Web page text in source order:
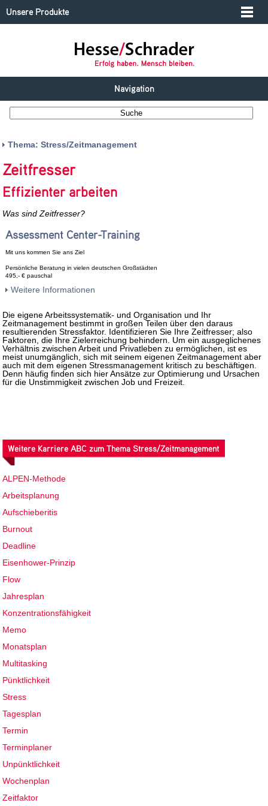
Unsere Produkte
Navigation
Thema: Stress/Zeitmanagement
Zeitfresser
Effizienter arbeiten
Was sind Zeitfresser?
Assessment Center-Training
Mit uns kommen Sie ans Ziel
Persönliche Beratung in vielen deutschen Großstädten
495,- € pauschal
Weitere Informationen
Die eigene Arbeitssystematik- und Organisation und Ihr
Zeitmanagement bestimmt in großen Teilen über den daraus
resultierenden Stressfaktor. Identifizieren Sie Ihre Zeitfresser; also
Faktoren, die Ihre Zielerreichung behindern. Um ein ausgeglichenes
Verhältnis zwischen Arbeit und Privatleben zu ermöglichen, ist es
meist unumgänglich, sich mit seinem eigenen Zeitmanagement aber
auch mit dem eigenen Stressmanagement kritisch zu beschäftigen.
Denn häufig finden sich hier Ansätze zur Optimierung und Ursachen
für die Unstimmigkeit zwischen Job und Freizeit.
Weitere Karriere ABC zum Thema Stress/Zeitmanagement
ALPEN-Methode
Arbeitsplanung
Aufschieberitis
Burnout
Deadline
Eisenhower-Prinzip
Flow
Jahresplan
Konzentrationsfähigkeit
Memo
Monatsplan
Multitasking
Pünktlichkeit
Stress
Tagesplan
Termin
Terminplaner
Unpünktlichkeit
Wochenplan
Zeitfaktor